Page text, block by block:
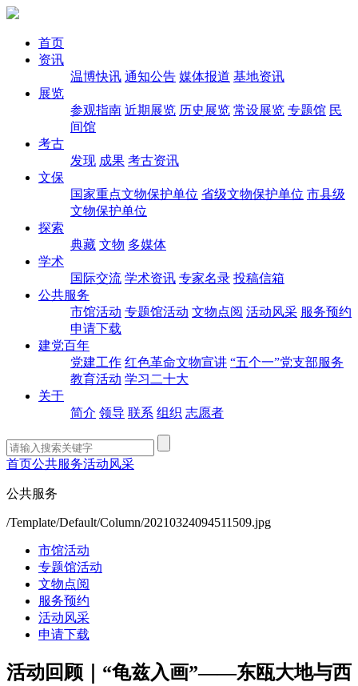
首页
资讯
温博快讯 通知公告 媒体报道 基地资讯
展览
参观指南 近期展览 历史展览 常设展览 专题馆 民
间馆
考古
发现 成果 考古资讯
文保
国家重点文物保护单位 省级文物保护单位 市县级
文物保护单位
探索
典藏 文物 多媒体
学术
国际交流 学术资讯 专家名录 投稿信箱
公共服务
市馆活动 专题馆活动 文物点阅 活动风采 服务预约
申请下载
建党百年
党建工作 红色革命文物宣讲 “五个一”党支部服务
教育活动 学习二十大
关于
简介 领导 联系 组织 志愿者
首页公共服务活动风采
公共服务
/Template/Default/Column/20210324094511509.jpg
市馆活动
专题馆活动
文物点阅
服务预约
活动风采
申请下载
活动回顾｜“龟兹入画”——东瓯大地与西